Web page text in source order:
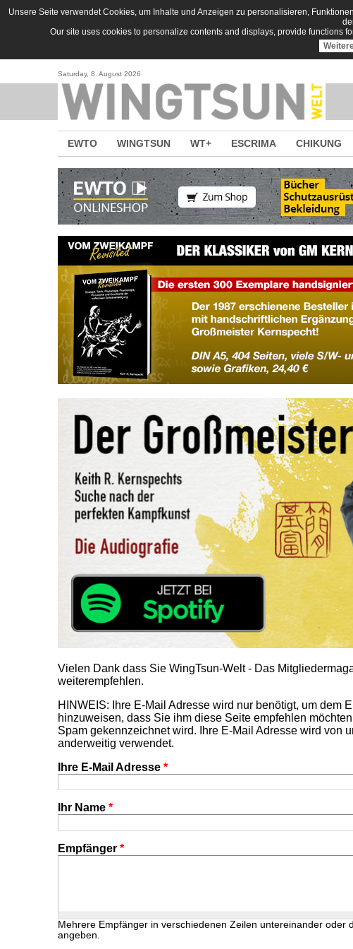
Direkt zum Inhalt
Unsere Seite verwendet Cookies, um Inhalte und Anzeigen zu personalisieren,
Our site uses cookies to personalize contents and displays, provide functions
Saturday, 8. August 2026
EWTO WINGTSUN WT+ ESCRIMA CHIKUNG
Vielen Dank dass Sie WingTsun-Welt - Das
weiterempfehlen.
HINWEIS: Ihre E-Mail Adresse wird nur benötigt, um dem
hinzuweisen, dass Sie ihm diese Seite empfehlen
Spam gekennzeichnet wird. Ihre E-Mail Adresse wird von
anderweitig verwendet.
Ihre E-Mail Adresse *
Ihr Name *
Empfänger *
Mehrere Empfänger in verschiedenen Zeilen untereinander oder
angeben.